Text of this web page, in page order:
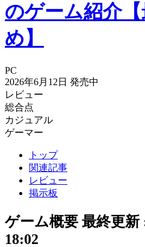
のゲーム紹介
め】
PC
2026年6月12日 発売中
レビュー
総合点
カジュアル
ゲーマー
トップ
関連記事
レビュー
掲示板
ゲーム概要 最終更新
18:02